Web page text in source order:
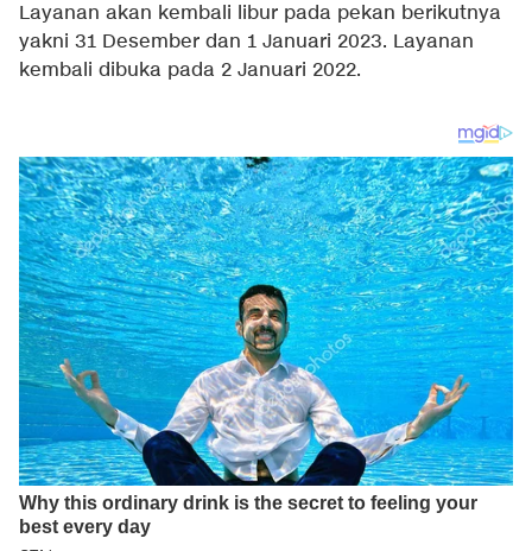
Layanan akan kembali libur pada pekan berikutnya
yakni 31 Desember dan 1 Januari 2023. Layanan
kembali dibuka pada 2 Januari 2022.